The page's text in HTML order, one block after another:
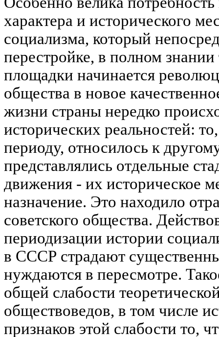
характера и исторического
социализма, который
перестройке, в полном знании
площадки начинается
общества в новое
жизни страны нередко
исторических реальностей:
периоду, относилось к
представлялись отдельные
движения - их историческое
назначение. Это находило
советского общества.
периодизации истории
в СССР страдают
нуждаются в пересмотре.
общей слабости
обществоведов, в том числе
признаков этой слабости то,